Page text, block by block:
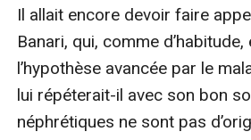
Il allait encore devoir faire
Banari, qui, comme
l’hypothèse avancée par le
lui répéterait-il avec son bon
néphrétiques ne sont pas